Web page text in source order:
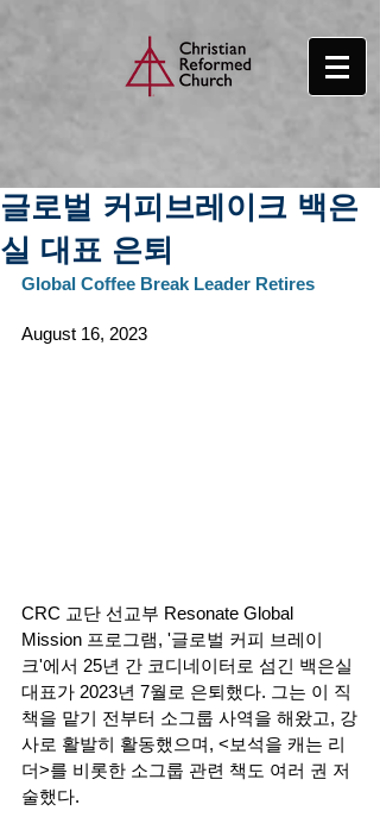
글로벌 커피브레이크 백은
실 대표 은퇴
Global Coffee Break Leader Retires
August 16, 2023
CRC 교단 선교부 Resonate Global
Mission 프로그램, '글로벌 커피 브레이
크'에서 25년 간 코디네이터로 섬긴 백은실
대표가 2023년 7월로 은퇴했다. 그는 이 직
책을 맡기 전부터 소그룹 사역을 해왔고, 강
사로 활발히 활동했으며, <보석을 캐는 리
더>를 비롯한 소그룹 관련 책도 여러 권 저
술했다.